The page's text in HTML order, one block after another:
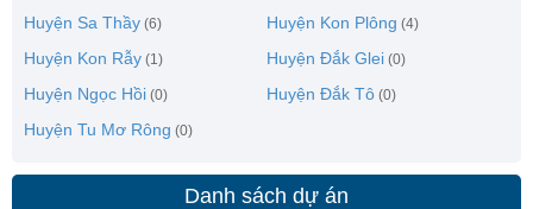
Huyện Sa Thầy (6) Huyện Kon Plông (4)
Huyện Kon Rẫy (1) Huyện Đắk Glei (0)
Huyện Ngọc Hồi (0) Huyện Đắk Tô (0)
Huyện Tu Mơ Rông (0)
Danh sách dự án